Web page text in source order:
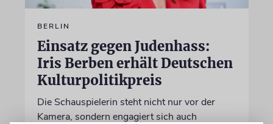
BERLIN
Einsatz gegen Judenhass:
Iris Berben erhält Deutschen
Kulturpolitikpreis
Die Schauspielerin steht nicht nur vor der
Kamera, sondern engagiert sich auch